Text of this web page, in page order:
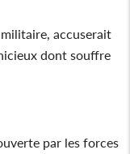
militaire, accuserait
dont souffre
par les forces